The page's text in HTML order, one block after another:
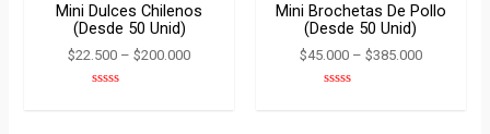
Mini Dulces Chilenos
(desde 50 Unid)
$22.500 –$200.000
Mini Brochetas De Pollo
(desde 50 Unid)
$45.000– $385.000